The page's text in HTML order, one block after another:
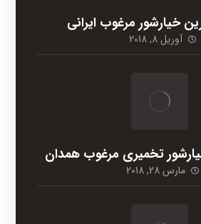
خیارشور مرغوب ایرانی
آوریل 8, 2018
تخمیری مرغوب همدان
مارس 28, 2018